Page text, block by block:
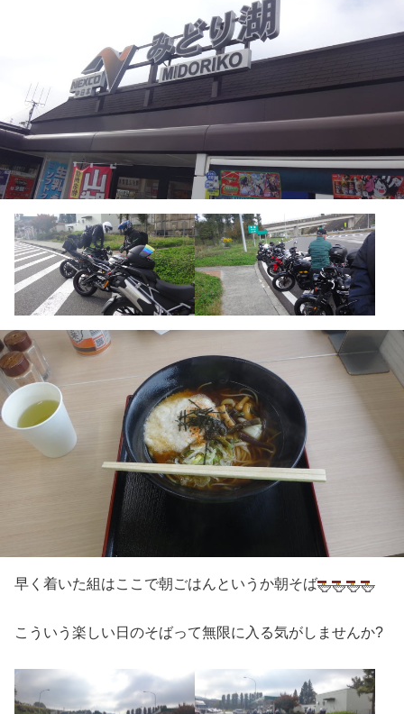
早く着いた組はここで朝ごはんというか朝そば
こういう楽しい日のそばって無限に入る気がしませんか?